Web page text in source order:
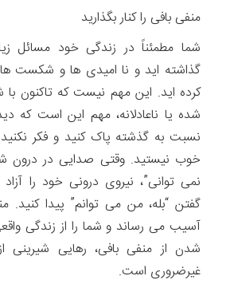
منفی بافی را کنار بگذارید
شما مطمئناً در زندگی خود مسائل
گذاشته اید و نا امیدی ها و شکست
کرده اید. این مهم نیست که تاکنون با
شده یا ناعادلانه، مهم این است که
نسبت به گذشته پاک کنید و فکر نکنید
خوب نیستید. وقتی صدایی در درون
نمی توانی”، نیروی درونی خود را
گفتن “بله، من می توانم” پیدا کنید.
آسیب می رساند و شما را از زندگی
شدن از منفی بافی، رهایی
غیرضروری است.